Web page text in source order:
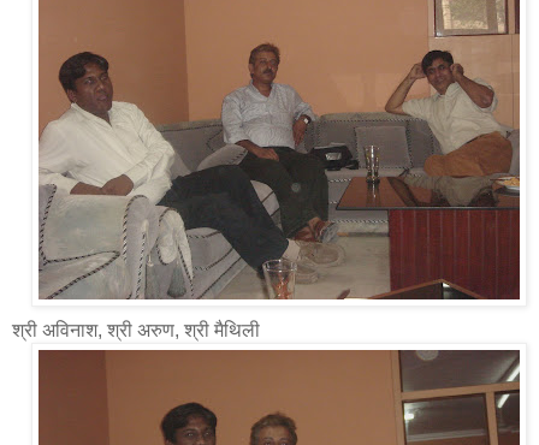
श्री अविनाश, श्री अरुण, श्री मैथिली